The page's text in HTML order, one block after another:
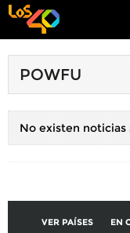
POWFU
No existen
VER PAÍSES EN